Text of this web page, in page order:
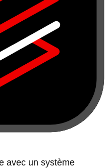
avec un système